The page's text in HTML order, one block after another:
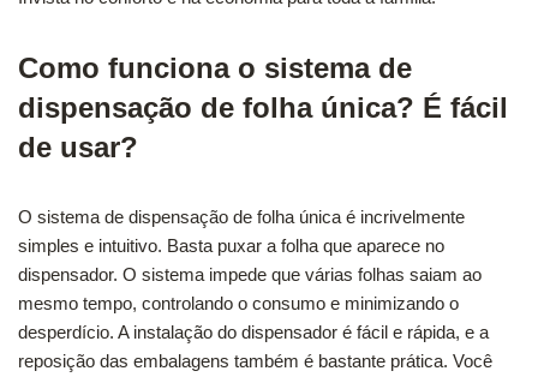
Como funciona o sistema de
dispensação de folha única? É fácil
de usar?
O sistema de dispensação de folha única é incrivelmente
simples e intuitivo. Basta puxar a folha que aparece no
dispensador. O sistema impede que várias folhas saiam ao
mesmo tempo, controlando o consumo e minimizando o
desperdício. A instalação do dispensador é fácil e rápida, e a
reposição das embalagens também é bastante prática. Você